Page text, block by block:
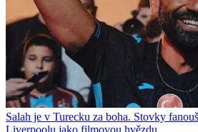
Salah je v Turecku za boha. Stovky
Liverpoolu jako filmovou hvězdu